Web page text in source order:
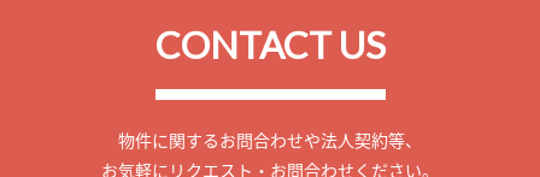
CONTACT US
物件に関するお問合わせや法人契約等、
お気軽にリクエスト・お問合わせください。